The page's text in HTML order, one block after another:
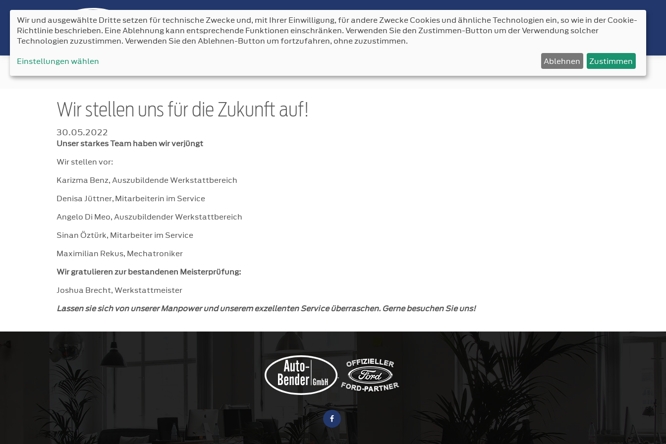
AUTO BENDER FAHRZEUGE LEISTUNGEN KONTAKT
News fordbender.de News
Wir stellen uns für die Zukunft auf!
30.05.2022
Unser starkes Team haben wir verjüngt
Wir stellen vor:
Karizma Benz, Auszubildende Werkstattbereich
Denisa Jüttner, Mitarbeiterin im Service
Angelo Di Meo, Auszubildender Werkstattbereich
Sinan Öztürk, Mitarbeiter im Service
Maximilian Rekus, Mechatroniker
Wir gratulieren zur bestandenen Meisterprüfung:
Joshua Brecht, Werkstattmeister
Lassen sie sich von unserer Manpower und unserem exzellenten Service überraschen. Gerne besuchen Sie uns!
Wir und ausgewählte Dritte setzen für technische Zwecke und, mit Ihrer Einwilligung, für andere Zwecke Cookies und ähnliche Technologien ein, so wie in der Cookie-
Richtlinie beschrieben. Eine Ablehnung kann entsprechende Funktionen einschränken. Verwenden Sie den Zustimmen-Button um der Verwendung solcher
Technologien zuzustimmen. Verwenden Sie den Ablehnen-Button um fortzufahren, ohne zuzustimmen.
Einstellungen wählen
Ablehnen Zustimmen